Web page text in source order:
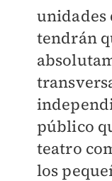
tendrán
público
teatro
los